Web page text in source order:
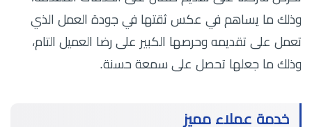
وذلك ما يساهم في عكس ثقتها في جودة العمل الذي
تعمل على تقديمه وحرصها الكبير على رضا العميل التام،
وذلك ما جعلها تحصل على سمعة حسنة.
خدمة عملاء مميز